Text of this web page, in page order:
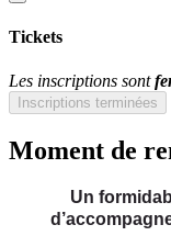
Tickets
Les inscriptions sont
Inscriptions terminées
Moment de
Un